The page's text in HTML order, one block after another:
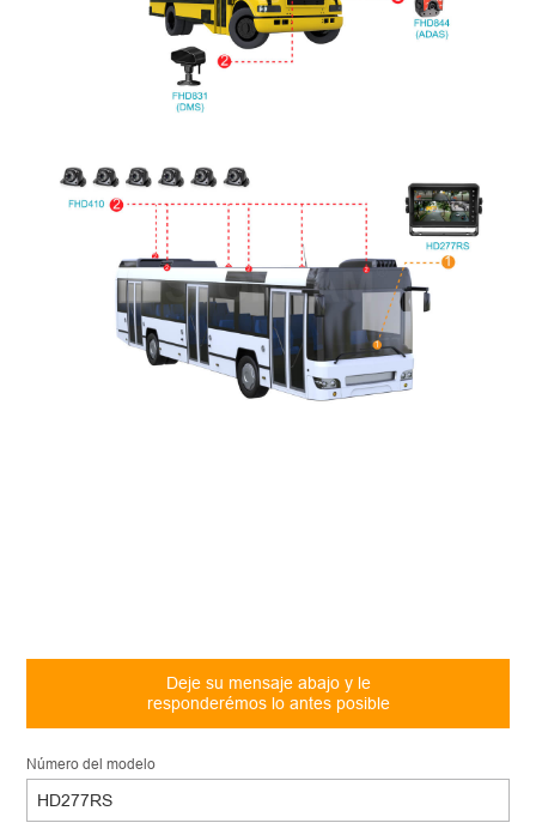
Deje su mensaje abajo y le
responderémos lo antes posible
Número del modelo